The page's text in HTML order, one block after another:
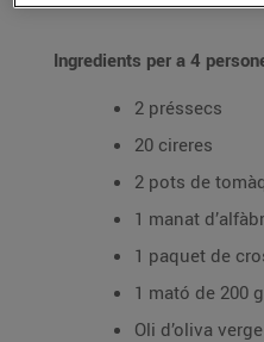
Ingredients per a 4
2 préssecs
20 cireres
2 pots de
1 manat
1 paquet de
1 mató de 200 g
Oli d’oliva